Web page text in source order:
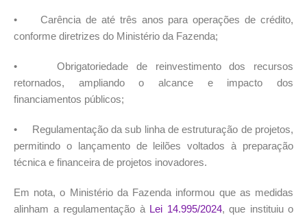
• Carência de até três anos para operações de crédito,
conforme diretrizes do Ministério da Fazenda;
• Obrigatoriedade de reinvestimento dos recursos
retornados, ampliando o alcance e impacto dos
financiamentos públicos;
• Regulamentação da sub linha de estruturação de projetos,
permitindo o lançamento de leilões voltados à preparação
técnica e financeira de projetos inovadores.
Em nota, o Ministério da Fazenda informou que as medidas
alinham a regulamentação à Lei 14.995/2024, que instituiu o